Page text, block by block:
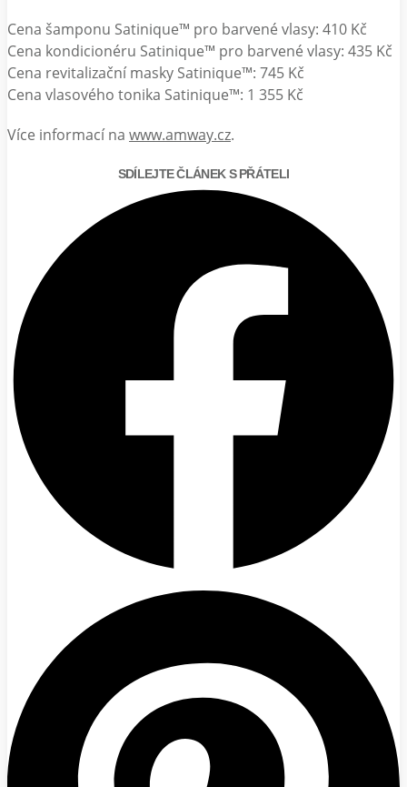
Cena šamponu Satinique™ pro barvené vlasy: 410 Kč
Cena kondicionéru Satinique™ pro barvené vlasy: 435 Kč
Cena revitalizační masky Satinique™: 745 Kč
Cena vlasového tonika Satinique™: 1 355 Kč
Více informací na www.amway.cz.
SDÍLEJTE ČLÁNEK S PŘÁTELI